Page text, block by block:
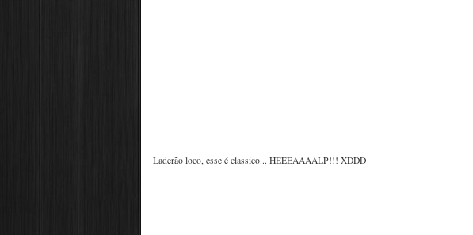
Laderão loco, esse é classico... HEEEAAAALP!!! XDDD